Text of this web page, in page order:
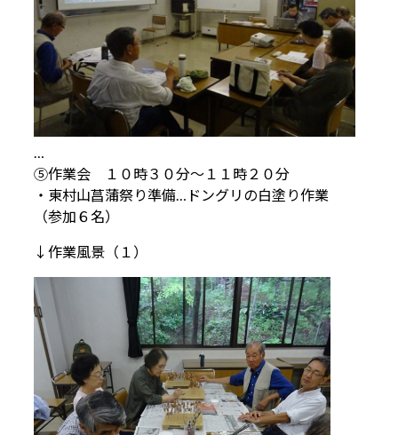
⑤作業会 １０時３０分～１１時２０分
・東村山菖蒲祭り準備…ドングリの白塗り作業
（参加６名）
↓作業風景（１）